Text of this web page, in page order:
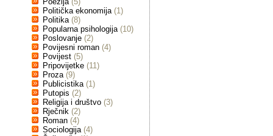
Politička ekonomija (1)
Politika (8)
Popularna psihologija (10)
Poslovanje (2)
Povijesni roman (4)
Povijest (5)
Pripovijetke (11)
Proza (9)
Publicistika (1)
Putopis (2)
Religija i društvo (3)
Rječnik (2)
Roman (4)
Sociologija (4)